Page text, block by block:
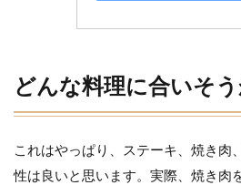
どんな料理に合いそ
これはやっぱり、ステーキ、焼き肉
性は良いと思います。実際、焼き肉